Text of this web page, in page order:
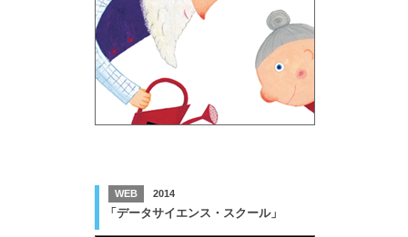
WEB 2014
「データサイエンス・スクール」